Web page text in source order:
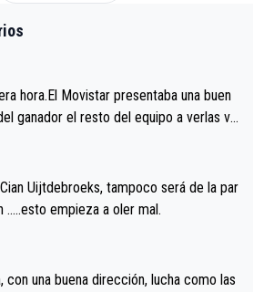
hora.El Movistar presentaba una buen
ganador el resto del equipo a verlas ve
es la mejoría de Enric Más en San Seb
Burgos sigue la mejoría, podríamos ten
la Vuelta.Ojalá.
Uijtdebroeks, tampoco será de la par
…..esto empieza a oler mal.
con una buena dirección, lucha como las